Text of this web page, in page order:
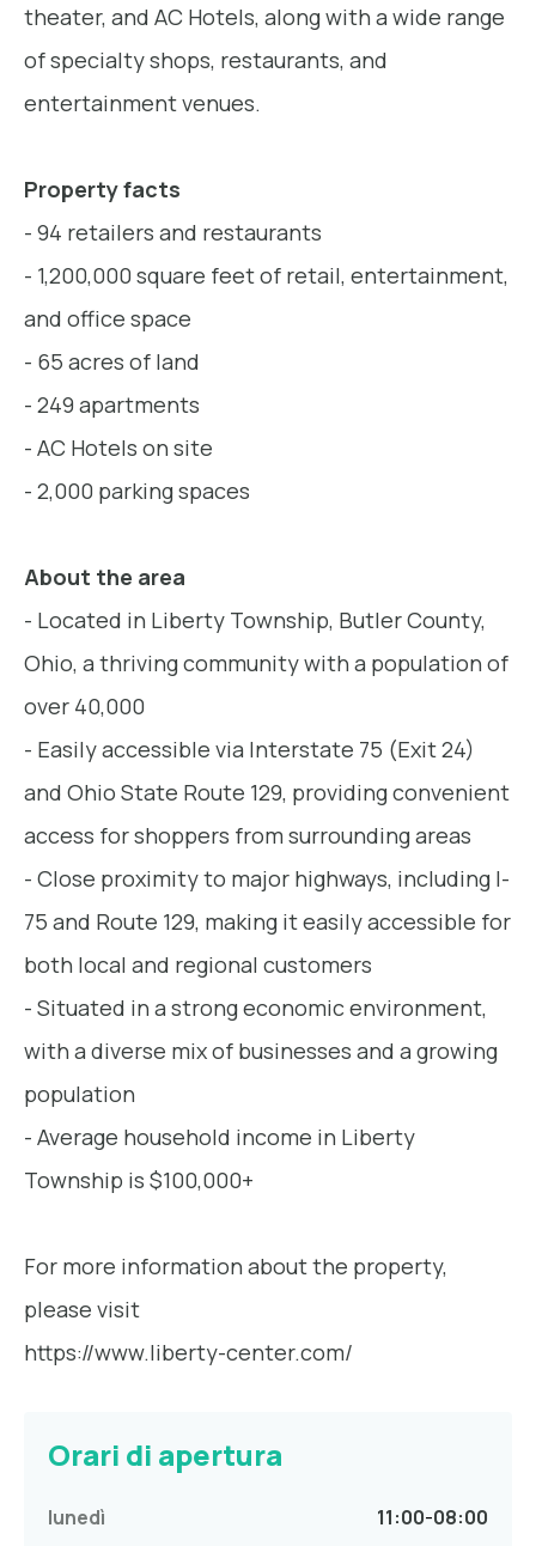
theater, and AC Hotels, along with a wide range
of specialty shops, restaurants, and
entertainment venues.
Property facts
- 94 retailers and restaurants
- 1,200,000 square feet of retail, entertainment,
and office space
- 65 acres of land
- 249 apartments
- AC Hotels on site
- 2,000 parking spaces
About the area
- Located in Liberty Township, Butler County,
Ohio, a thriving community with a population of
over 40,000
- Easily accessible via Interstate 75 (Exit 24)
and Ohio State Route 129, providing convenient
access for shoppers from surrounding areas
- Close proximity to major highways, including I-
75 and Route 129, making it easily accessible for
both local and regional customers
- Situated in a strong economic environment,
with a diverse mix of businesses and a growing
population
- Average household income in Liberty
Township is $100,000+
For more information about the property,
please visit
https://www.liberty-center.com/
Orari di apertura
lunedì 11:00-08:00